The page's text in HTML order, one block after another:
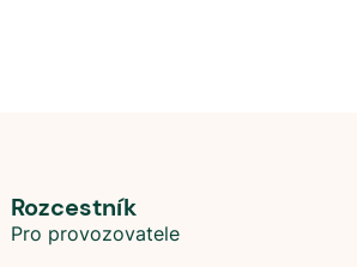
Rozcestník
Pro provozovatele